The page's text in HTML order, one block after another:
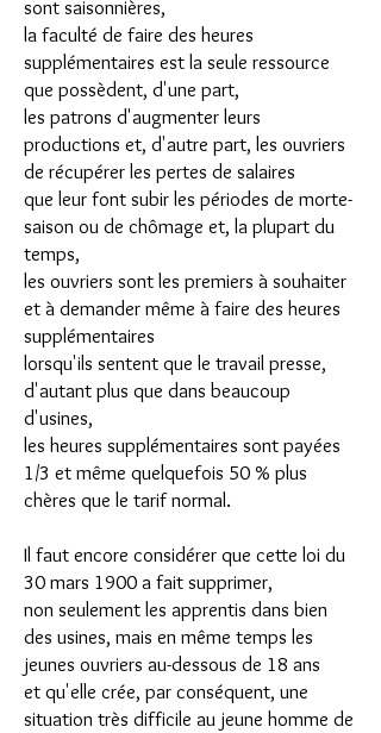
sont saisonnières,
la faculté de faire des heures
supplémentaires est la seule ressource
que possèdent, d'une part,
les patrons d'augmenter leurs
productions et, d'autre part, les ouvriers
de récupérer les pertes de salaires
que leur font subir les périodes de morte-
saison ou de chômage et, la plupart du
temps,
les ouvriers sont les premiers à souhaiter
et à demander même à faire des heures
supplémentaires
lorsqu'ils sentent que le travail presse,
d'autant plus que dans beaucoup
d'usines,
les heures supplémentaires sont payées
1/3 et même quelquefois 50 % plus
chères que le tarif normal.
Il faut encore considérer que cette loi du
30 mars 1900 a fait supprimer,
non seulement les apprentis dans bien
des usines, mais en même temps les
jeunes ouvriers au-dessous de 18 ans
et qu'elle crée, par conséquent, une
situation très difficile au jeune homme de